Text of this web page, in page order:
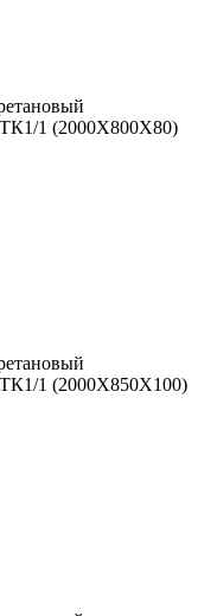
1 (2000Х800Х80)
1 (2000Х850Х100)